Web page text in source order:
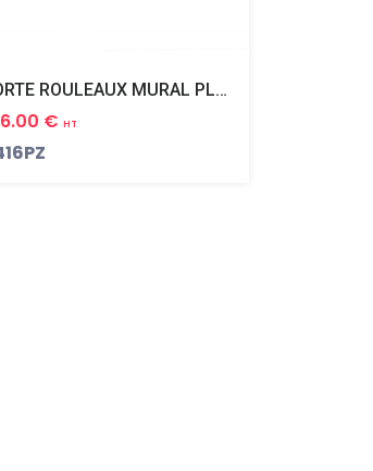
PORTE ROULEAUX MURAL PLAZA BLACK PVD NOIR MAT
€ HT